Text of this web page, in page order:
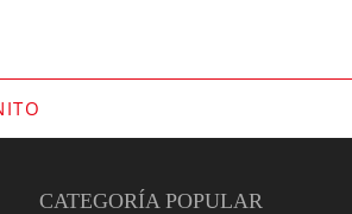
CATEGORÍA POPULAR